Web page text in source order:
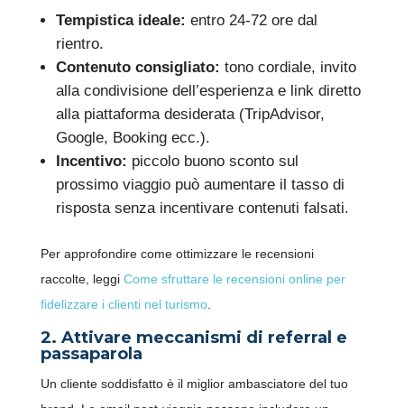
Tempistica ideale: entro 24-72 ore dal
rientro.
Contenuto consigliato: tono cordiale, invito
alla condivisione dell’esperienza e link diretto
alla piattaforma desiderata (TripAdvisor,
Google, Booking ecc.).
Incentivo: piccolo buono sconto sul
prossimo viaggio può aumentare il tasso di
risposta senza incentivare contenuti falsati.
Per approfondire come ottimizzare le recensioni
raccolte, leggi Come sfruttare le recensioni online per
fidelizzare i clienti nel turismo.
2. Attivare meccanismi di referral e
passaparola
Un cliente soddisfatto è il miglior ambasciatore del tuo